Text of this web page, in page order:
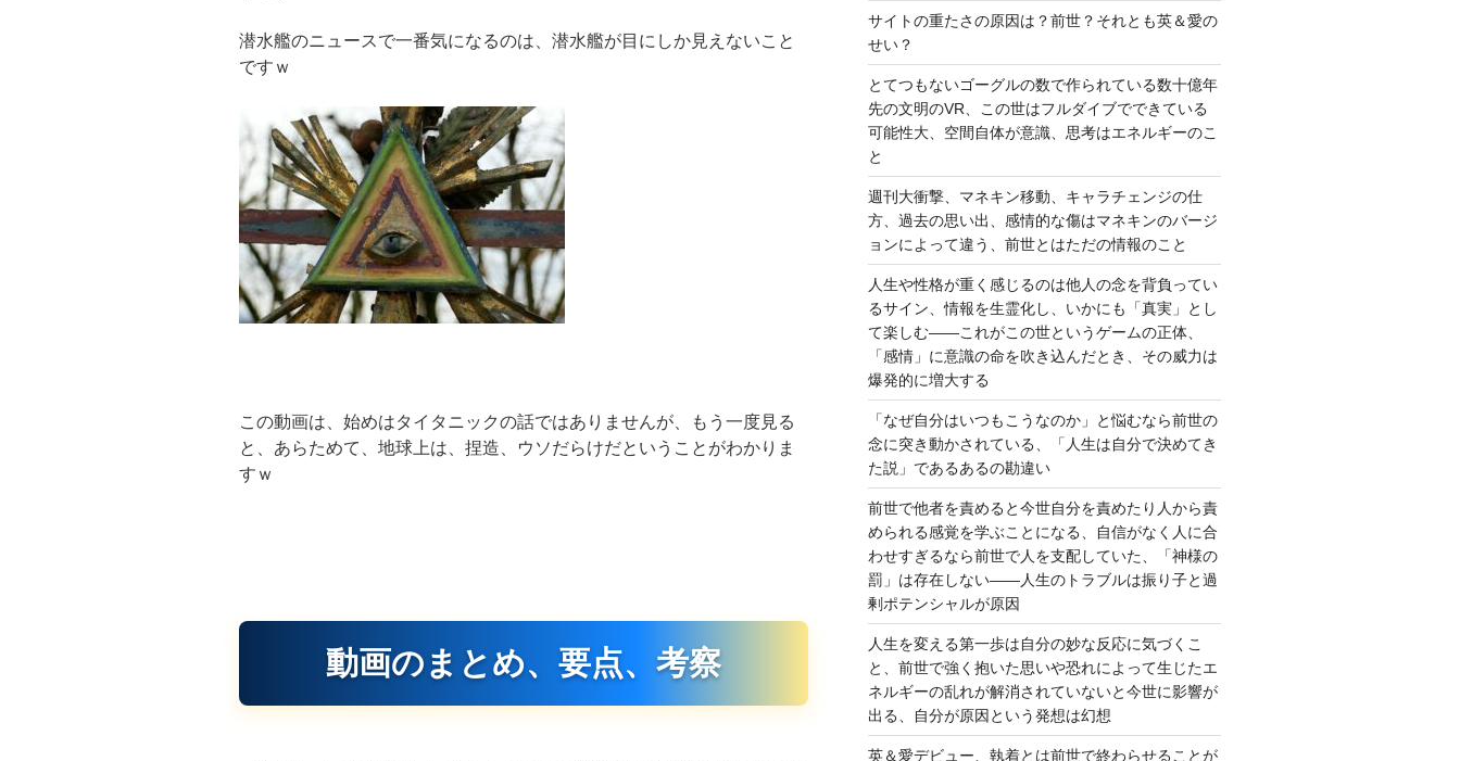
潜水艦のニュースで一番気になるのは、潜水艦が目にしか見えないこと
ですｗ
この動画は、始めはタイタニックの話ではありませんが、もう一度見る
と、あらためて、地球上は、捏造、ウソだらけだということがわかりま
すｗ
動画のまとめ、要点、考察
サイトの重たさの原因は？前世？それとも英＆愛の
せい？
とてつもないゴーグルの数で作られている数十億年
先の文明のVR、この世はフルダイブでできている
可能性大、空間自体が意識、思考はエネルギーのこ
と
週刊大衝撃、マネキン移動、キャラチェンジの仕
方、過去の思い出、感情的な傷はマネキンのバージ
ョンによって違う、前世とはただの情報のこと
人生や性格が重く感じるのは他人の念を背負ってい
るサイン、情報を生霊化し、いかにも「真実」とし
て楽しむ――これがこの世というゲームの正体、
「感情」に意識の命を吹き込んだとき、その威力は
爆発的に増大する
「なぜ自分はいつもこうなのか」と悩むなら前世の
念に突き動かされている、「人生は自分で決めてき
た説」であるあるの勘違い
前世で他者を責めると今世自分を責めたり人から責
められる感覚を学ぶことになる、自信がなく人に合
わせすぎるなら前世で人を支配していた、「神様の
罰」は存在しない――人生のトラブルは振り子と過
剰ポテンシャルが原因
人生を変える第一歩は自分の妙な反応に気づくこ
と、前世で強く抱いた思いや恐れによって生じたエ
ネルギーの乱れが解消されていないと今世に影響が
出る、自分が原因という発想は幻想
英＆愛デビュー、執着とは前世で終わらせることが